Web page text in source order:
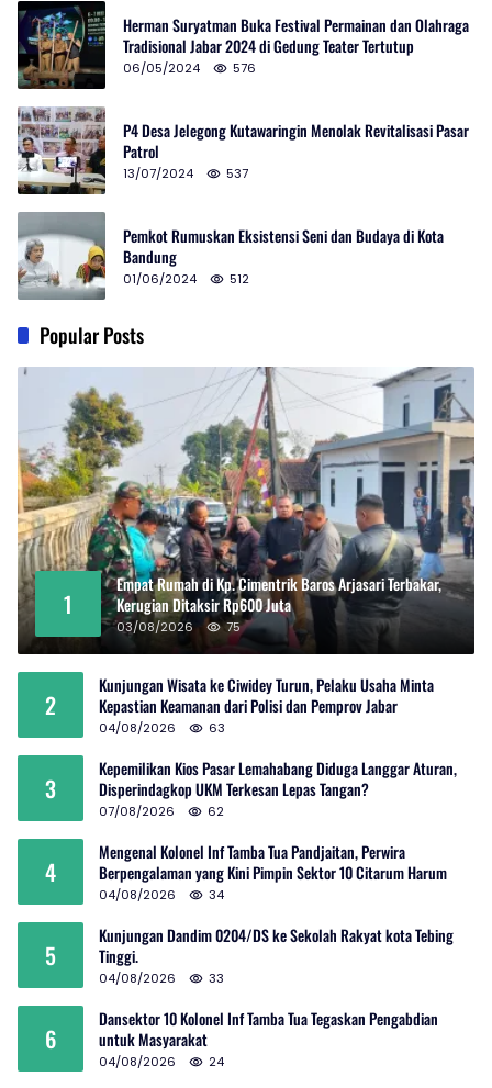
Herman Suryatman Buka Festival Permainan dan Olahraga
Tradisional Jabar 2024 di Gedung Teater Tertutup
06/05/2024 576
P4 Desa Jelegong Kutawaringin Menolak Revitalisasi Pasar
Patrol
13/07/2024 537
Pemkot Rumuskan Eksistensi Seni dan Budaya di Kota
Bandung
01/06/2024 512
Popular Posts
1
Empat Rumah di Kp. Cimentrik Baros Arjasari Terbakar,
Kerugian Ditaksir Rp600 Juta
03/08/2026 75
2
Kunjungan Wisata ke Ciwidey Turun, Pelaku Usaha Minta
Kepastian Keamanan dari Polisi dan Pemprov Jabar
04/08/2026 63
3
Kepemilikan Kios Pasar Lemahabang Diduga Langgar Aturan,
Disperindagkop UKM Terkesan Lepas Tangan?
07/08/2026 62
4
Mengenal Kolonel Inf Tamba Tua Pandjaitan, Perwira
Berpengalaman yang Kini Pimpin Sektor 10 Citarum Harum
04/08/2026 34
5
Kunjungan Dandim 0204/DS ke Sekolah Rakyat kota Tebing
Tinggi.
04/08/2026 33
6
Dansektor 10 Kolonel Inf Tamba Tua Tegaskan Pengabdian
untuk Masyarakat
04/08/2026 24